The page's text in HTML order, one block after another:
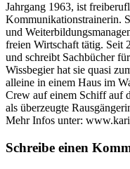
Jahrgang 1963, ist
Kommunikationstrainerin.
und
freien Wirtschaft tätig. Seit
und schreibt Sachbücher
Wissbegier hat sie quasi
alleine in einem Haus im
Crew auf einem Schiff auf
als überzeugte
Mehr Infos unter:
Schreibe einen